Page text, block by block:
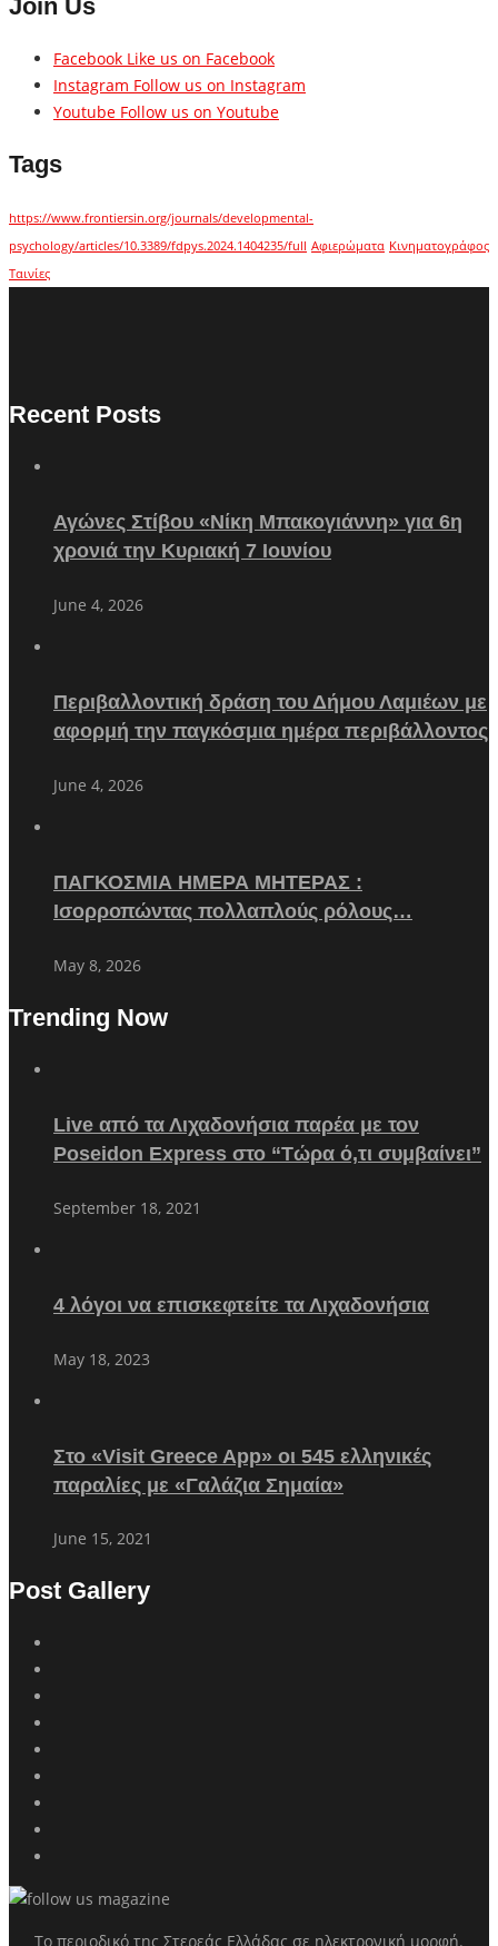
Join Us
Facebook Like us on Facebook
Instagram Follow us on Instagram
Youtube Follow us on Youtube
Tags
https://www.frontiersin.org/journals/developmental-
psychology/articles/10.3389/fdpys.2024.1404235/full Αφιερώματα Κινηματογράφος
Ταινίες
Recent Posts
Αγώνες Στίβου «Νίκη Μπακογιάννη» για 6η
χρονιά την Κυριακή 7 Ιουνίου
June 4, 2026
Περιβαλλοντική δράση του Δήμου Λαμιέων με
αφορμή την παγκόσμια ημέρα περιβάλλοντος
June 4, 2026
ΠΑΓΚΟΣΜΙΑ ΗΜΕΡΑ ΜΗΤΕΡΑΣ :
Ισορροπώντας πολλαπλούς ρόλους…
May 8, 2026
Trending Now
Live από τα Λιχαδονήσια παρέα με τον
Poseidon Express στο “Τώρα ό,τι συμβαίνει”
September 18, 2021
4 λόγοι να επισκεφτείτε τα Λιχαδονήσια
May 18, 2023
Στο «Visit Greece App» οι 545 ελληνικές
παραλίες με «Γαλάζια Σημαία»
June 15, 2021
Post Gallery
Το περιοδικό της Στερεάς Ελλάδας σε ηλεκτρονική μορφή.